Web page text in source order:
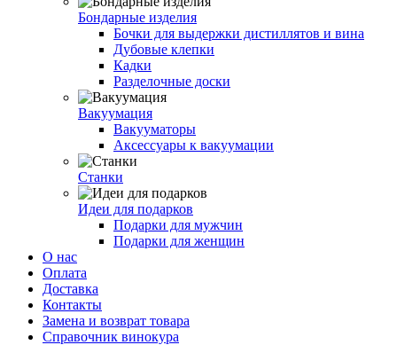
Бондарные изделия
Бочки для выдержки дистиллятов и вина
Дубовые клепки
Кадки
Разделочные доски
Вакуумация
Вакууматоры
Аксессуары к вакуумации
Станки
Идеи для подарков
Подарки для мужчин
Подарки для женщин
О нас
Оплата
Доставка
Контакты
Замена и возврат товара
Справочник винокура